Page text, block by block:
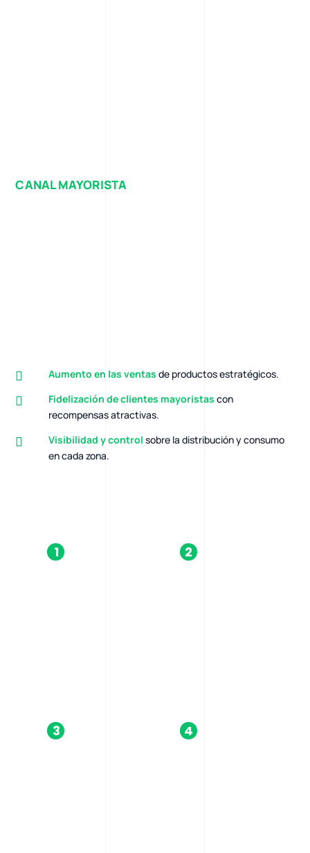
CANAL MAYORISTA
Aumento en las ventas de productos estratégicos.
Fidelización de clientes mayoristas con
recompensas atractivas.
Visibilidad y control sobre la distribución y consumo
en cada zona.
1 2
3 4